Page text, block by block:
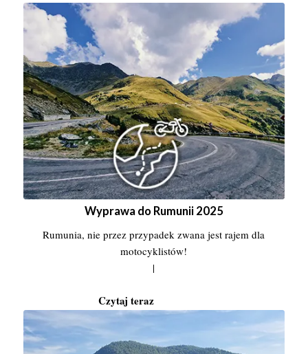
Wyprawa do Rumunii 2025
Rumunia, nie przez przypadek zwana jest rajem dla
motocyklistów!
|